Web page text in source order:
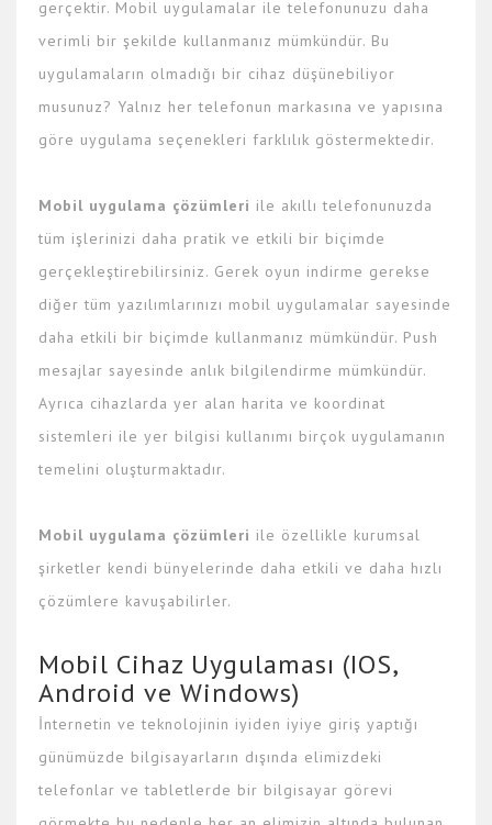
gerçektir. Mobil uygulamalar ile telefonunuzu daha
verimli bir şekilde kullanmanız mümkündür. Bu
uygulamaların olmadığı bir cihaz düşünebiliyor
musunuz? Yalnız her telefonun markasına ve yapısına
göre uygulama seçenekleri farklılık göstermektedir.
Mobil uygulama çözümleri ile akıllı telefonunuzda
tüm işlerinizi daha pratik ve etkili bir biçimde
gerçekleştirebilirsiniz. Gerek oyun indirme gerekse
diğer tüm yazılımlarınızı mobil uygulamalar sayesinde
daha etkili bir biçimde kullanmanız mümkündür. Push
mesajlar sayesinde anlık bilgilendirme mümkündür.
Ayrıca cihazlarda yer alan harita ve koordinat
sistemleri ile yer bilgisi kullanımı birçok uygulamanın
temelini oluşturmaktadır.
Mobil uygulama çözümleri ile özellikle kurumsal
şirketler kendi bünyelerinde daha etkili ve daha hızlı
çözümlere kavuşabilirler.
Mobil Cihaz Uygulaması (IOS,
Android ve Windows)
İnternetin ve teknolojinin iyiden iyiye giriş yaptığı
günümüzde bilgisayarların dışında elimizdeki
telefonlar ve tabletlerde bir bilgisayar görevi